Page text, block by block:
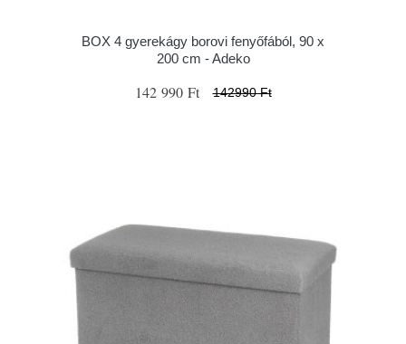
BOX 4 gyerekágy borovi fenyőfából, 90 x
200 cm - Adeko
142 990 Ft 142990 Ft